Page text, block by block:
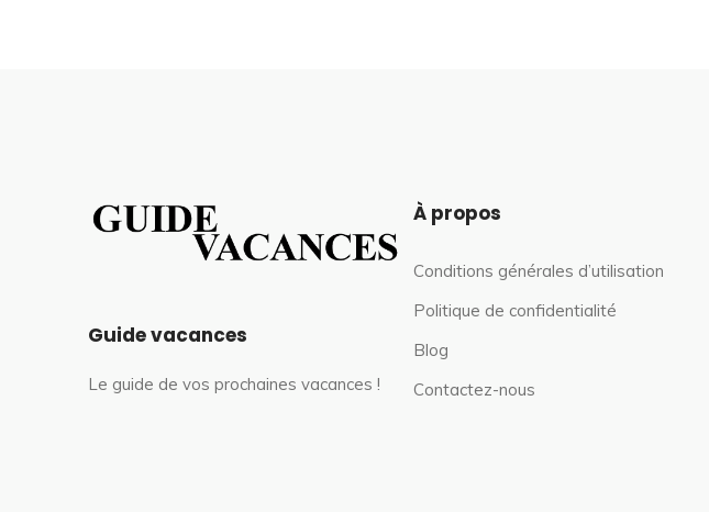
Guide vacances
Le guide de vos prochaines vacances !
À propos
Conditions générales d’utilisation
Politique de confidentialité
Blog
Contactez-nous